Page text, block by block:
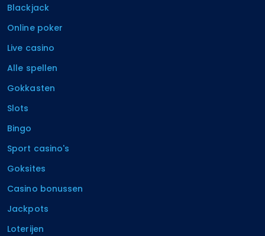
Blackjack
Online poker
Live casino
Alle spellen
Gokkasten
Slots
Bingo
Sport casino's
Goksites
Casino bonussen
Jackpots
Loterijen